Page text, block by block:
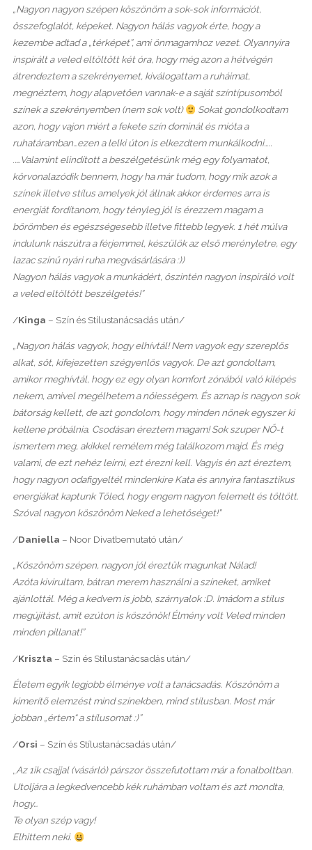
„Nagyon nagyon szépen köszönöm a sok-sok információt,
összefoglalót, képeket. Nagyon hálás vagyok érte, hogy a
kezembe adtad a „térképet”, ami önmagamhoz vezet. Olyannyira
inspirált a veled eltöltött két óra, hogy még azon a hétvégén
átrendeztem a szekrényemet, kiválogattam a ruháimat,
megnéztem, hogy alapvetően vannak-e a saját színtípusomból
színek a szekrényemben (nem sok volt)
Sokat gondolkodtam
azon, hogy vajon miért a fekete szín dominál és mióta a
ruhatáramban…ezen a lelki úton is elkezdtem munkálkodni…..
.….Valamint elindított a beszélgetésünk még egy folyamatot,
körvonalazódik bennem, hogy ha már tudom, hogy mik azok a
színek illetve stílus amelyek jól állnak akkor érdemes arra is
energiát fordítanom, hogy tényleg jól is érezzem magam a
bőrömben és egészségesebb illetve fittebb legyek. 1 hét múlva
indulunk nászútra a férjemmel, készülök az első merényletre, egy
lazac színű nyári ruha megvásárlására :))
Nagyon hálás vagyok a munkádért, őszintén nagyon inspiráló volt
a veled eltöltött beszélgetés!”
/Kinga – Szín és Stílustanácsadás után/
„Nagyon hálás vagyok, hogy elhívtál! Nem vagyok egy szereplős
alkat, sőt, kifejezetten szégyenlős vagyok. De azt gondoltam,
amikor meghívtál, hogy ez egy olyan komfort zónából való kilépés
nekem, amivel megélhetem a nőiességem. És aznap is nagyon sok
bátorság kellett, de azt gondolom, hogy minden nőnek egyszer ki
kellene próbálnia. Csodásan éreztem magam! Sok szuper NŐ-t
ismertem meg, akikkel remélem még találkozom majd. És még
valami, de ezt nehéz leírni, ezt érezni kell. Vagyis én azt éreztem,
hogy nagyon odafigyeltél mindenkire Kata és annyira fantasztikus
energiákat kaptunk Tőled, hogy engem nagyon felemelt és töltött.
Szóval nagyon köszönöm Neked a lehetőséget!”
/Daniella – Noor Divatbemutató után/
„Köszönöm szépen, nagyon jól éreztük magunkat Nálad!
Azóta kivirultam, bátran merem használni a színeket, amiket
ajánlottál. Még a kedvem is jobb, szárnyalok :D. Imádom a stílus
megújítást, amit ezúton is köszönök! Élmény volt Veled minden
minden pillanat!”
/Kriszta – Szín és Stílustanácsadás után/
Életem egyik legjobb élménye volt a tanácsadás. Köszönöm a
kimerítõ elemzést mind színekben, mind stílusban. Most már
jobban „értem“ a stílusomat :)”
/Orsi – Szín és Stílustanácsadás után/
„Az 1ik csajjal (vásárló) párszor összefutottam már a fonalboltban.
Utoljára a legkedvencebb kék ruhámban voltam és azt mondta,
hogy…
Te olyan szép vagy!
Elhittem neki.